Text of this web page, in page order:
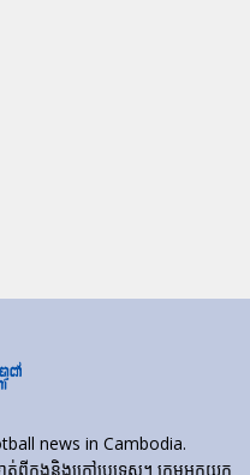
news in Cambodia.
ត់​ពី​ក្នុង​និង​ក្រៅ​ប្រទេស។ ក្រុមអ្នកយក